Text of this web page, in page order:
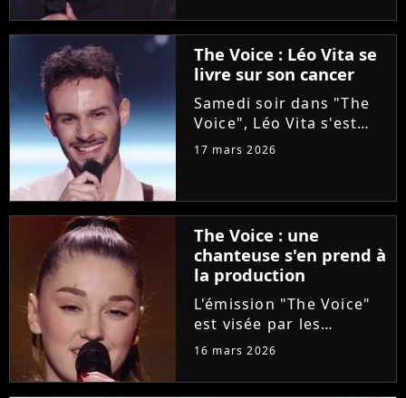
grâce à Florent Pagny
lors de la deuxième
soirée des auditions à
l'aveugle. Une revanche
pour...
The Voice : Léo Vita se
livre sur son cancer
Samedi soir dans "The
Voice", Léo Vita s'est
présenté aux auditions
"Animaux fragiles" de
Ycare et Zaz, le jeune
talent de 25 ans a su...
17 mars 2026
The Voice : une
chanteuse s'en prend à
la production
L'émission "The Voice"
est visée par les
critiques de la
dénonce l'utilisation
16 mars 2026